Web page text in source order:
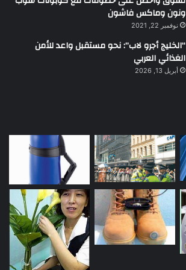
ونون وماكس فاشون
نوفمبر 22, 2021
“الخليج أجرو لاب”: نحو مستقبل واعد للأمن
الغذائي العربي
أبريل 13, 2026